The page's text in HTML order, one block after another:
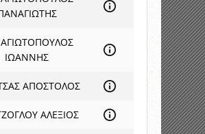
ΙΩΑΝΝΗΣ
ΑΠΟΣΤΟΛΟΣ
ΑΛΕΞΙΟΣ